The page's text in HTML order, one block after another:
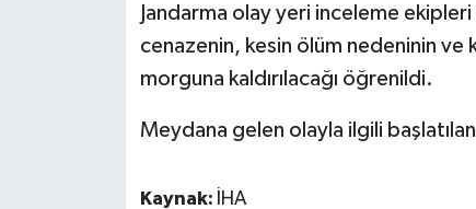
Jandarma olay yeri inceleme ekipleri
cenazenin, kesin ölüm nedeninin ve
morguna kaldırılacağı öğrenildi.
Meydana gelen olayla ilgili
Kaynak: İHA
İş Dünyası
Jandarma